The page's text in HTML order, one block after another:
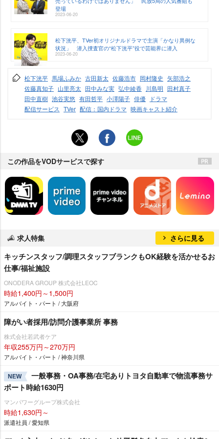
登場
2023-06-20
松下洸平、TVer初オリジナルドラマで主演「かなり異例な
状況」 潜入捜査官の“松下洸平”役で芸能界に潜入
2023-06-20
松下洸平 馬場ふみか 古田新太 佐藤浩市 岡村隆史 矢部浩之
佐藤真知子 山里亮太 田中みな実 弘中綾香 川島明 田村真子
田中直樹 池谷実悠 有田哲平 小澤陽子 俳優
ドラマ
配信サービス TVer 配信：国内ドラマ 映画キャスト紹介
この作品をVODサービスで探す
求人特集 さらに見る
キッチンスタッフ/調理スタッフブランクもOK経験を活かせるお
仕事/福祉施設
ONODERA GROUP 株式会社LEOC
時給1,400円～1,500円
アルバイト・パート / 大阪府
障がい者採用/訪問介護事業所 事務
株式会社若武者ケア
年収255万円～270万円
アルバイト・パート / 神奈川県
NEW
一般事務・OA事務/在宅ありトヨタ自動車で物流事務サ
ポート時給1630円
マンパワーグループ株式会社
時給1,630円～
派遣社員 / 愛知県